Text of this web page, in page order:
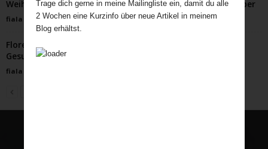
Weihnachten in Wales – Walisische Bräuche & Winterzauber
fiala November 24, 2025
Florence Nightingale: Die Superheldin des
Gesundheitswesens
fiala
Trage dich gerne in meine Mailingliste ein, damit du alle
2 Wochen eine Kurzinfo über neue Artikel in meinem
Blog erhältst.